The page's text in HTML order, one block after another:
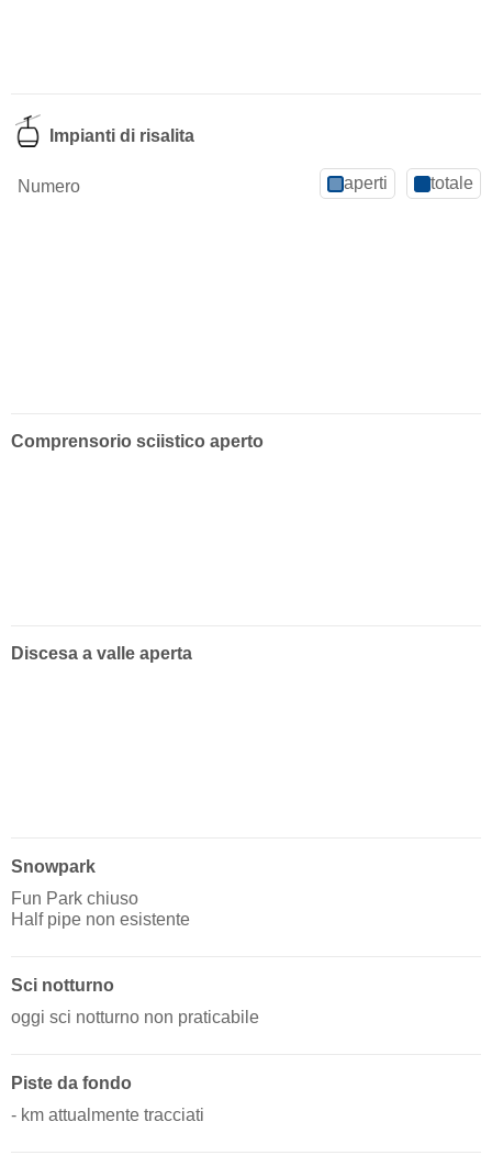
Impianti di risalita
Numero aperti totale
Comprensorio sciistico aperto
Discesa a valle aperta
Snowpark
Fun Park chiuso
Half pipe non esistente
Sci notturno
oggi sci notturno non praticabile
Piste da fondo
- km attualmente tracciati